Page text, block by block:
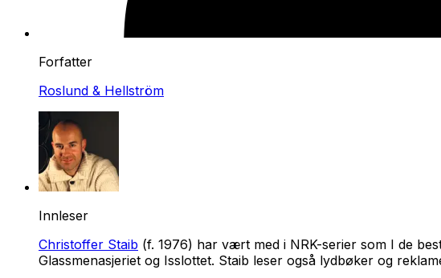
Forfatter
Roslund & Hellström
Innleser
Christoffer Staib (f. 1976) har vært med i NRK-serier som I de
Glassmenasjeriet og Isslottet. Staib leser også lydbøker og